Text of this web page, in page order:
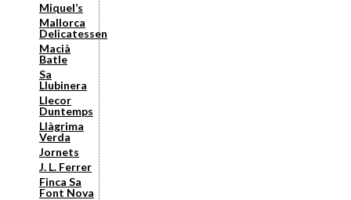
Miquel’s
Mallorca
Delicatessen
Macià
Batle
Sa
Llubinera
Llecor
Duntemps
Llàgrima
Verda
Jornets
J. L. Ferrer
Finca Sa
Font Nova